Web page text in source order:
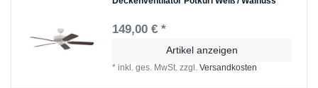
149,00 € *
Artikel anzeigen
*inkl. ges. MwSt. zzgl.Versandkosten